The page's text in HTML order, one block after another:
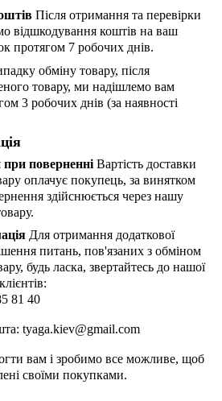
Після отримання та перевірки
відшкодування коштів на ваш
протягом 7 робочих днів.
обміну товару, після
товару, ми надішлемо вам
3 робочих днів (за наявності
при поверненні Вартість доставки
оплачує покупець, за винятком
здійснюється через нашу
Для отримання додаткової
питань, пов'язаних з обміном
будь ласка, звертайтесь до нашої
81 40
tyaga.kiev@gmail.com
вам і зробимо все можливе, щоб
своїми покупками.